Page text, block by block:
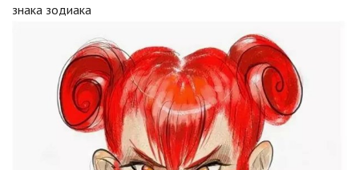
знака зодиака